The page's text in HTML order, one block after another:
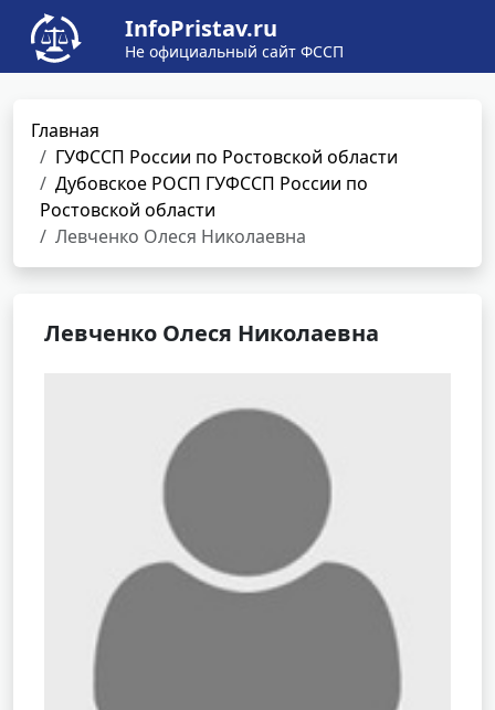
InfoPristav.ru
Не официальный сайт ФССП
Главная
ГУФССП России по Ростовской области
Дубовское РОСП ГУФССП России по
Ростовской области
Левченко Олеся Николаевна
Левченко Олеся Николаевна